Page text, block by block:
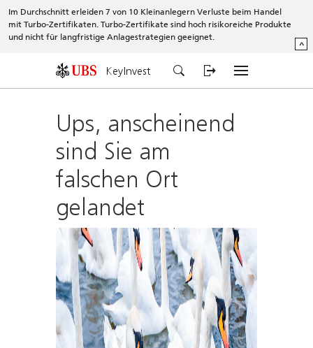
Im Durchschnitt erleiden 7 von 10 Kleinanlegern Verluste beim Handel
mit Turbo-Zertifikaten. Turbo-Zertifikate sind hoch risikoreiche Produkte
und nicht für langfristige Anlagestrategien geeignet.
^
KeyInvest
Ups, anscheinend
sind Sie am
falschen Ort
gelandet